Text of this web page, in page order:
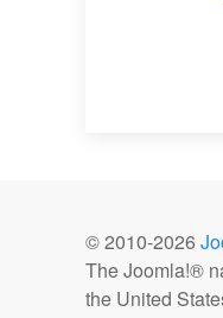
© 2010-2026
The Joomla!®
the United